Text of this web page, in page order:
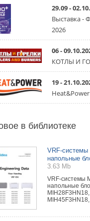
Президент
Москве
Омск с
31 ИЮЛЯ 2026
Carrier
19XR
работающую
31 ИЮЛЯ 2026
31 ИЮЛЯ 2026
США
28 июля 2026
комиссия по
свой
29.09 -
Выставка -
2026
06 -
КОТЛЫ И
19 -
в библиотеке
VRF-системы
напольные
3.63 Mb
VRF-системы
напольные
MIH45F3HN18,